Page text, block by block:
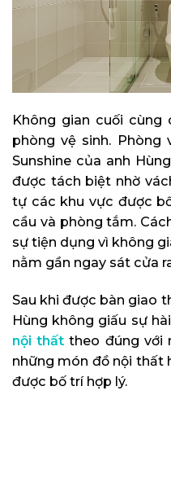
Không gian cuối
phòng vệ sinh. Phòng
Sunshine của anh
được tách biệt nhờ
tự các khu vực được
cầu và phòng tắm.
sự tiện dụng vì không
nằm gần ngay sát cửa
Sau khi được bàn giao
Hùng không giấu sự
nội thất theo đúng với
những món đồ nội thất
được bố trí hợp lý.